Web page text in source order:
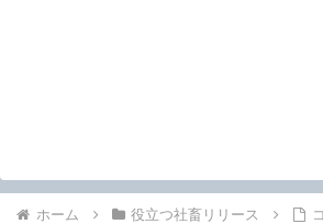
ホーム 役立つ社畜リリース